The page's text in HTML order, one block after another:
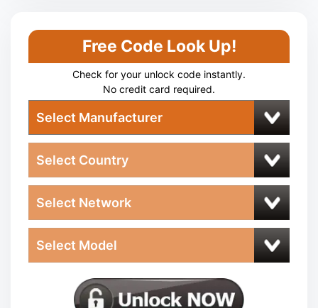
Free Code Look Up!
Check for your unlock code instantly.
No credit card required.